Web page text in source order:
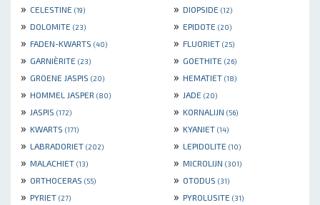
» CELESTINE (19) » DIOPSIDE (12)
» DOLOMITE (23) » EPIDOTE (20)
» FADEN-KWARTS (40) » FLUORIET (25)
» GARNIÈRITE (23) » GOETHITE (26)
» GROENE JASPIS (20) » HEMATIET (18)
» HOMMEL JASPER (80) » JADE (20)
» JASPIS (172) » KORNALIJN (56)
» KWARTS (171) » KYANIET (14)
» LABRADORIET (202) » LEPIDOLITE (10)
» MALACHIET (13) » MICROLIJN (301)
» ORTHOCERAS (55) » OTODUS (31)
» PYRIET (27) » PYROLUSITE (31)